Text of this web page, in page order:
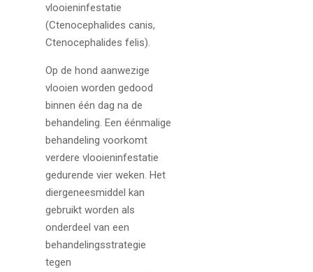
vlooieninfestatie
(Ctenocephalides canis,
Ctenocephalides felis).
Op de hond aanwezige
vlooien worden gedood
binnen één dag na de
behandeling. Een éénmalige
behandeling voorkomt
verdere vlooieninfestatie
gedurende vier weken. Het
diergeneesmiddel kan
gebruikt worden als
onderdeel van een
behandelingsstrategie
tegen